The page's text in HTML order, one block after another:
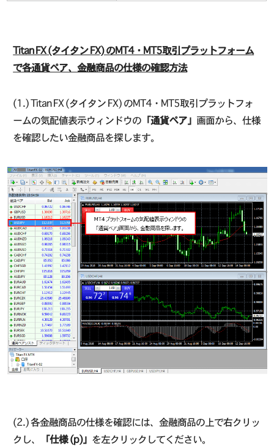
Titan FX (タイタン FX) のMT4・MT5取引プラットフォーム
で各通貨ペア、金融商品の仕様の確認方法
(1.) Titan FX (タイタン FX) のMT4・MT5取引プラットフォ
ームの気配値表示ウィンドウの 「通貨ペア」 画面から、仕様
を確認したい金融商品を探します。
(2.) 各金融商品の仕様を確認には、金融商品の上で右クリッ
クし、
「仕様 (p)」 を左クリックしてください。